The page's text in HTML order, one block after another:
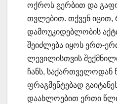
ოქროს გერბით და
თვლებით. თქვენ იცით,
დამოუკიდებლობის
შეიძლება იყოს ერთ-
ლევილისთვის
ჩანს, საქართველოდან
ფრაგმენტებად
დაახლოებით ერთი